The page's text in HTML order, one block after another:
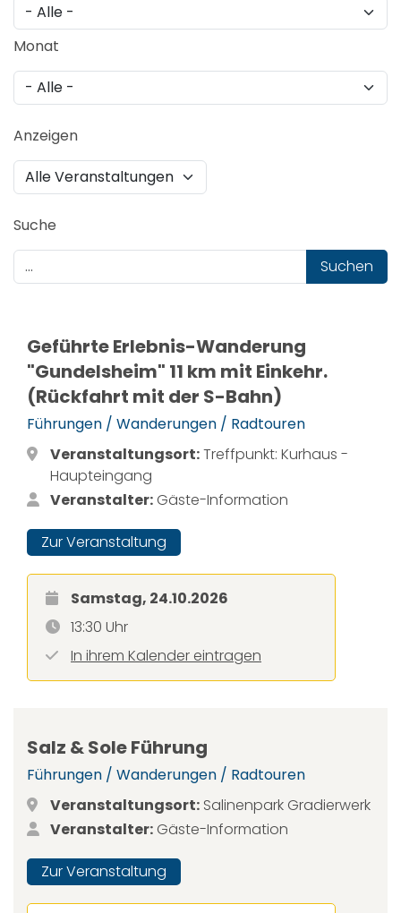
Monat
Anzeigen
Suche
Suchen
Geführte Erlebnis-Wanderung
"Gundelsheim" 11 km mit Einkehr.
(Rückfahrt mit der S-Bahn)
Führungen / Wanderungen / Radtouren
Veranstaltungsort:Treffpunkt: Kurhaus -
Haupteingang
Veranstalter: Gäste-Information
Zur Veranstaltung
Samstag, 24.10.2026
13:30 Uhr
In ihrem Kalender eintragen
Salz & Sole Führung
Führungen / Wanderungen / Radtouren
Veranstaltungsort: Salinenpark Gradierwerk
Veranstalter: Gäste-Information
Zur Veranstaltung